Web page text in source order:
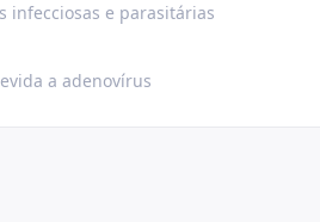
infecciosas e parasitárias
a adenovírus